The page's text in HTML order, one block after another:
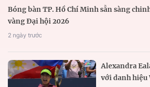
Bóng bàn TP. Hồ Chí Minh sẵn sàng
vàng Đại hội 2026
2 ngày trước
Alexandra
với danh hiệu